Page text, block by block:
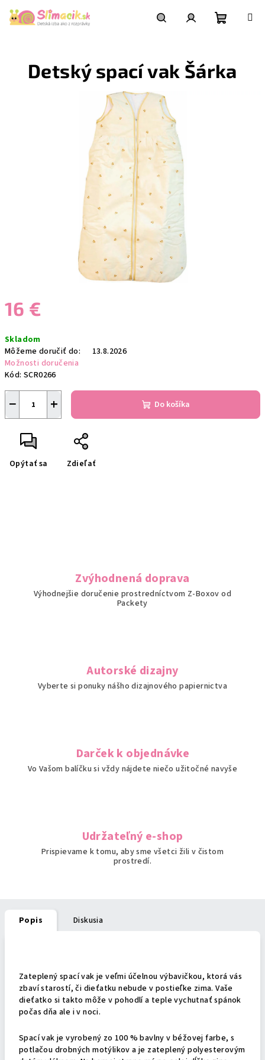
obsah
košík
16 €
cena:
Skladom
Môžeme doručiť do:
13.8.2026
Možnosti doručenia
Kód: SCR0266
+
− Do košíka
Opýtať sa Zdieľať
Detský spací vak Šárka
Zvýhodnená doprava
Výhodnejšie doručenie prostredníctvom Z-Boxov od
Packety
Autorské dizajny
Vyberte si ponuky nášho dizajnového papiernictva
Darček k objednávke
Vo Vašom balíčku si vždy nájdete niečo užitočné navyše
Udržateľný e-shop
Prispievame k tomu, aby sme všetci žili v čistom
prostredí.
Popis Diskusia
Zateplený spací vak je veľmi účelnou výbavičkou, ktorá vás
zbaví starostí, či dieťatku nebude v postieľke zima. Vaše
dieťatko si takto môže v pohodlí a teple vychutnať spánok
počas dňa ale i v noci.
Spací vak je vyrobený zo 100 % bavlny v béžovej farbe, s
potlačou drobných motýlikov a je zateplený polyesterovým